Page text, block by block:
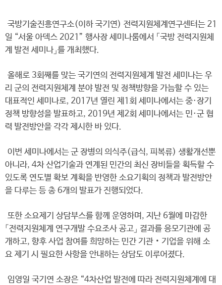
국방기술진흥연구소(이하 국기연) 전력지원체계연구센터는 21
일 “서울 아덱스 2021” 행사장 세미나룸에서 「국방 전력지원체
계 발전 세미나」를 개최했다.
올해로 3회째를 맞는 국기연의 전력지원체계 발전 세미나는 우
리 군의 전력지원체계 분야 발전 및 정책방향을 가늠할 수 있는
대표적인 세미나로, 2017년 열린 제1회 세미나에서는 중·장기
정책 방향성을 발표하고, 2019년 제2회 세미나에서는 민·군 협
력 발전방안을 각각 제시한 바 있다.
이번 세미나에서는 군 장병의 의식주(급식, 피복류) 생활개선뿐
아니라, 4차 산업기술과 연계된 민간의 최신 장비들을 획득할 수
있도록 연도별 확보 계획을 반영한 소요기획의 정책과 발전방안
을 다루는 등 총 6개의 발표가 진행되었다.
또한 소요제기 상담부스를 함께 운영하며, 지난 6월에 마감한
「전력지원체계 연구개발 수요조사 공고」 결과를 응모기관에 공
개하고, 향후 사업 참여를 희망하는 민간 기관‧기업을 위해 소
요 제기 시 필요한 사항을 안내하는 상담도 이루어졌다.
임영일 국기연 소장은 “4차산업 발전에 따라 전력지원체계에 대